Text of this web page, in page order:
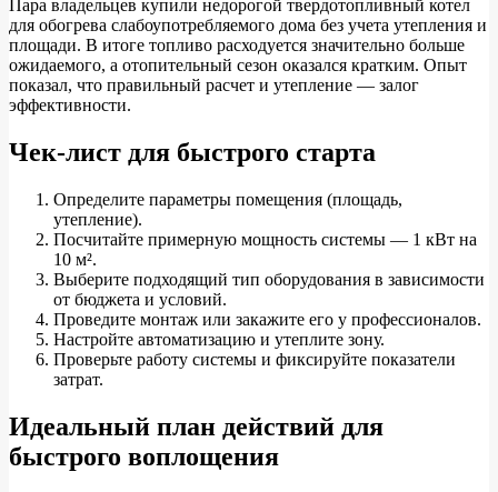
Пара владельцев купили недорогой твердотопливный котел
для обогрева слабоупотребляемого дома без учета утепления и
площади. В итоге топливо расходуется значительно больше
ожидаемого, а отопительный сезон оказался кратким. Опыт
показал, что правильный расчет и утепление — залог
эффективности.
Чек-лист для быстрого старта
Определите параметры помещения (площадь,
утепление).
Посчитайте примерную мощность системы — 1 кВт на
10 м².
Выберите подходящий тип оборудования в зависимости
от бюджета и условий.
Проведите монтаж или закажите его у профессионалов.
Настройте автоматизацию и утеплите зону.
Проверьте работу системы и фиксируйте показатели
затрат.
Идеальный план действий для
быстрого воплощения